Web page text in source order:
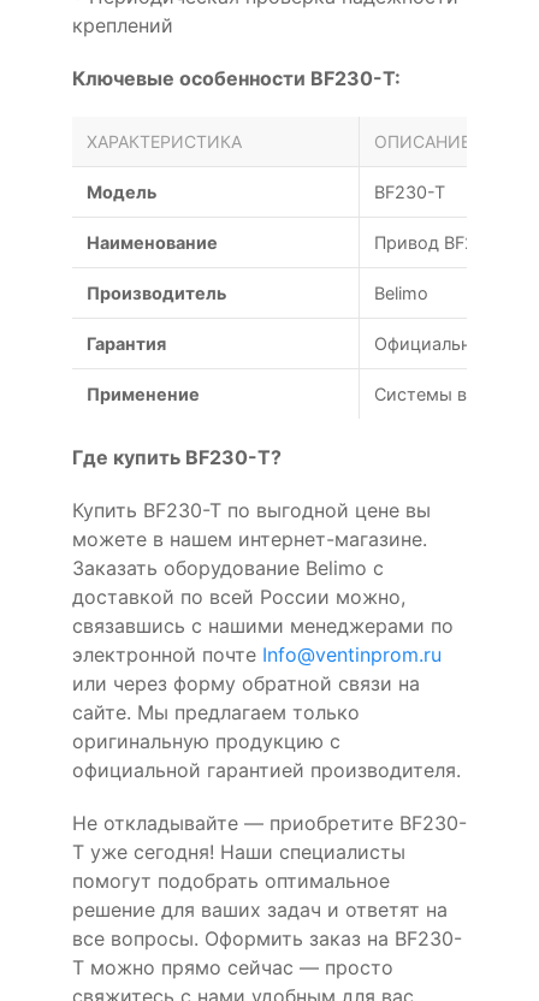
креплений
Ключевые особенности BF230-T:
ХАРАКТЕРИСТИКА ОПИСАНИЕ
Модель BF230-T
Наименование Привод BF230-T
Производитель Belimo
Гарантия Официальная
Применение Системы
Где купить BF230-T?
Купить BF230-T по выгодной цене вы
можете в нашем интернет-магазине.
Заказать оборудование Belimo с
доставкой по всей России можно,
связавшись с нашими менеджерами по
электронной почте Info@ventinprom.ru
или через форму обратной связи на
сайте. Мы предлагаем только
оригинальную продукцию с
официальной гарантией производителя.
Не откладывайте — приобретите BF230-
T уже сегодня! Наши специалисты
помогут подобрать оптимальное
решение для ваших задач и ответят на
все вопросы. Оформить заказ на BF230-
T можно прямо сейчас — просто